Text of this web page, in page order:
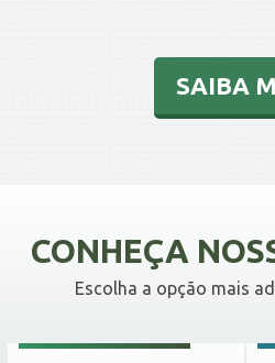
SAIBA
CONHEÇA
Escolha a opção mais